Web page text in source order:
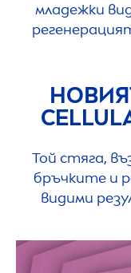
младежки
Той стяга,
бръчките и
видими